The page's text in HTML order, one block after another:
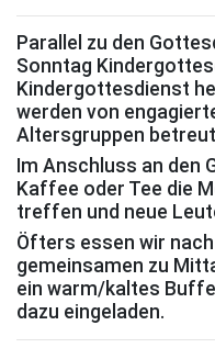
Parallel zu den
Sonntag
Kindergottesdienst
werden von
Altersgruppen
Im Anschluss an den
Kaffee oder Tee die
treffen und neue
Öfters essen wir
gemeinsamen zu
ein warm/kaltes
dazu eingeladen.